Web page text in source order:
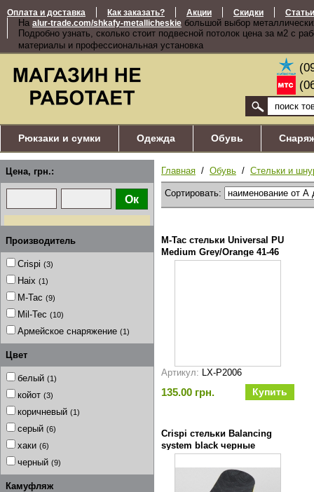
Оплата и доставка Как заказать? Акции Скидки Статьи
На alur-trade.com/shkafy-metallicheskie большой выбор
Подробно узнать, сколько стоит подвесной потолок цена за м2 с
материалы и профессиональная установка
Рюкзаки и сумки Одежда Обувь
Цена, грн.:
Производитель
Crispi (3)
Haix (1)
M-Tac (9)
Mil-Tec (10)
Армейское снаряжение (1)
Цвет
белый (1)
койот (3)
коричневый (1)
серый (6)
хаки (6)
черный (9)
Камуфляж
Главная / Обувь / Стельки и
Сортировать:
M-Tac стельки Universal PU
Medium Grey/Orange 41-46
Артикул: LX-P2006
135.00 грн.
Crispi стельки Balancing
system black черные